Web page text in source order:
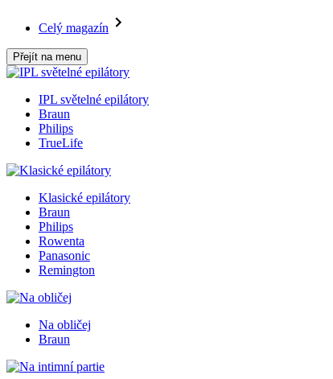
Celý magazín
Přejít na menu
IPL světelné epilátory
Braun
Philips
TrueLife
Klasické epilátory
Braun
Philips
Rowenta
Panasonic
Remington
Na obličej
Braun